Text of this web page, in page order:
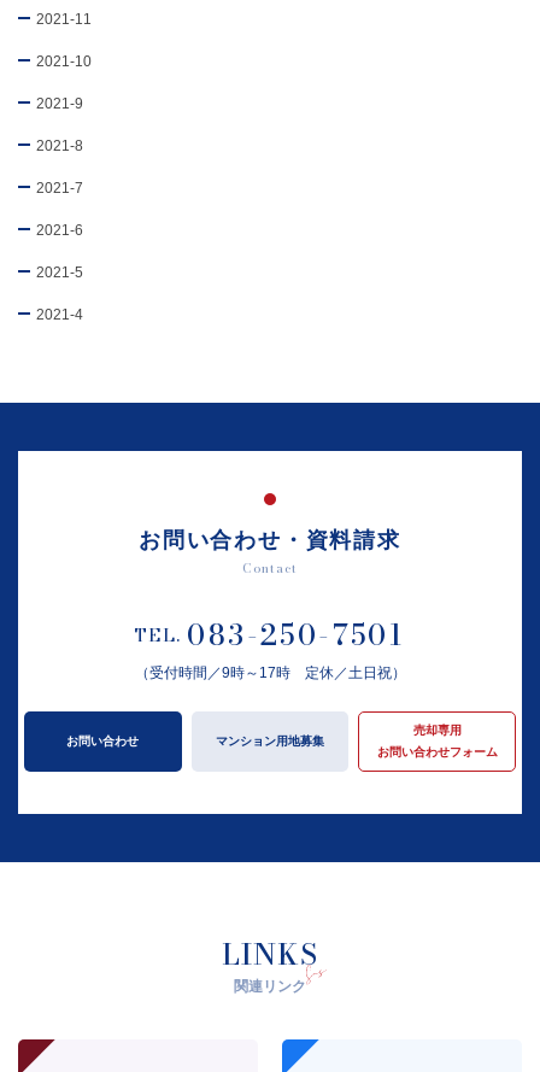
2021-11
2021-10
2021-9
2021-8
2021-7
2021-6
2021-5
2021-4
お問い合わせ・資料請求
Contact
TEL. 083-250-7501
（受付時間／9時～17時 定休／土日祝）
お問い合わせ マンション用地募集
売却専用
お問い合わせフォーム
LINKS
関連リンク